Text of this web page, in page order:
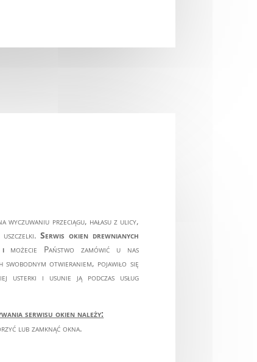
wyczuwaniu przeciągu, hałasu z ulicy,
uszczelki.Serwis okien drewnianych
imożecie Państwo zamówić u nas
swobodnym otwieraniem, pojawiło się
usterki i usunie ją podczas usług
serwisu okien należy:
lub zamknąć okna.